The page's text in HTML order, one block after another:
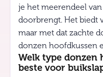
je het meerendeel
doorbrengt. Het biedt
maar met dat zachte
donzen hoofdkussen
Welk type donzen
beste voor